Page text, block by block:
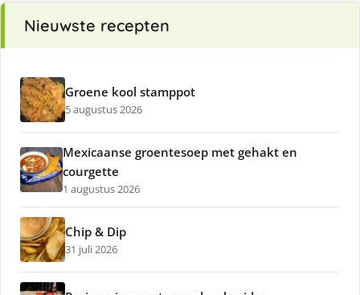
Nieuwste recepten
Groene kool stamppot
5 augustus 2026
Mexicaanse groentesoep met gehakt en
courgette
1 augustus 2026
Chip & Dip
31 juli 2026